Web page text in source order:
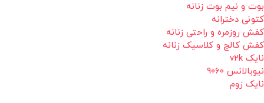
بوت و نیم بوت زنانه
کتونی دخترانه
کفش روزمره و راحتی زنانه
کفش کالج و کلاسیک زنانه
نایک v2k
نیوبالانس 9060
نایک زوم